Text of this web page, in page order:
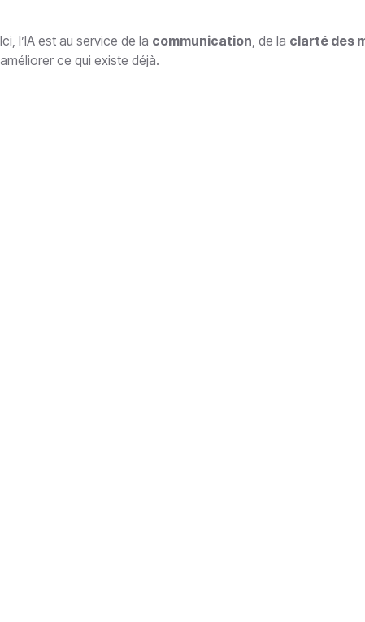
Ici, l’IA est au service de la communication , de la clarté des
améliorer ce qui existe déjà.